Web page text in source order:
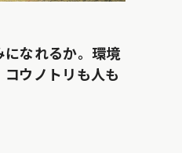
なれるか。環境
ウノトリも人も